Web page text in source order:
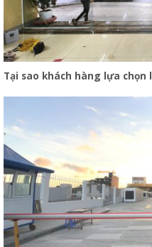
Tại sao khách hàng lựa